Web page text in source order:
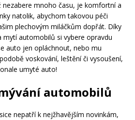
mnoho času, je komfortní a
natolik, abychom takovou péči
plechovým miláčkům dopřát. Díky
mytí automobilů si vybere opravdu
auto jen opláchnout, nebo mu
voskování, leštění či vysoušení,
umyté auto!
automobilů
sice nepatří k nejžhavějším novinkám,